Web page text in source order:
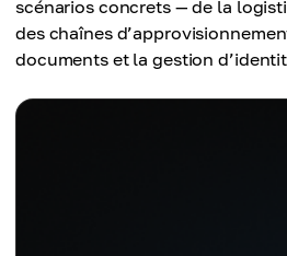
scénarios concrets — de la
des chaînes
documents et la gestion